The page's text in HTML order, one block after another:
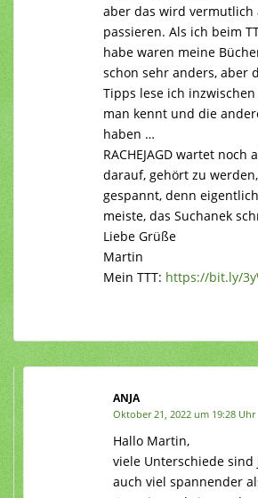
aber das wird vermutlich
passieren. Als ich beim
habe waren meine
schon sehr anders, aber
Tipps lese ich
man kennt und die
haben …
RACHEJAGD wartet noch
darauf, gehört zu
gespannt, denn
meiste, das Suchanek
Liebe Grüße
Martin
Mein TTT: https://bit.ly/
ANJA
Oktober 21, 2022 um 19:28 Uhr
Hallo Martin,
viele Unterschiede sind
auch viel spannender